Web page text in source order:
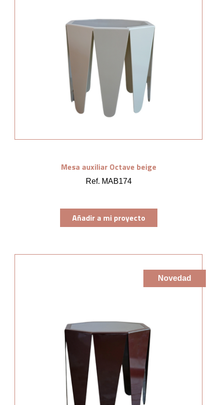
Mesa auxiliar Octave beige
Ref. MAB174
Añadir a mi proyecto
Novedad